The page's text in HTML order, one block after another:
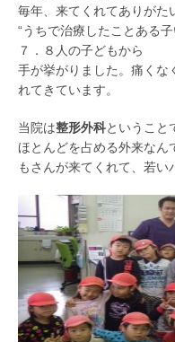
毎年、来てくれてありがた
“うちで治療したことある
７．８人の子どもから
手が挙がりました。痛くな
れてきています。
当院は整形外科ということ
ほとんどを占める外来なん
もさんが来てくれて、若い